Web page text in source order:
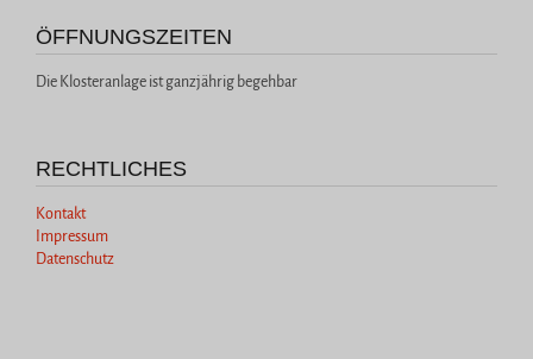
ÖFFNUNGSZEITEN
Die Klosteranlage ist ganzjährig begehbar
RECHTLICHES
Kontakt
Impressum
Datenschutz